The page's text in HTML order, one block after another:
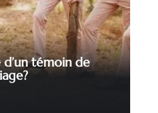
témoin de